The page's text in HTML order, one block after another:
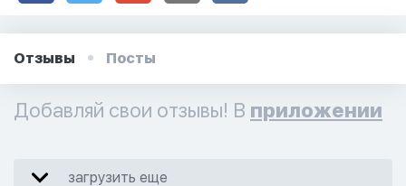
Отзывы Посты
Добавляй свои отзывы! В приложении
загрузить еще